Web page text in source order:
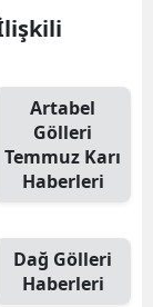
Artabel
Gölleri
Temmuz Karı
Haberleri
Dağ Gölleri
Haberleri